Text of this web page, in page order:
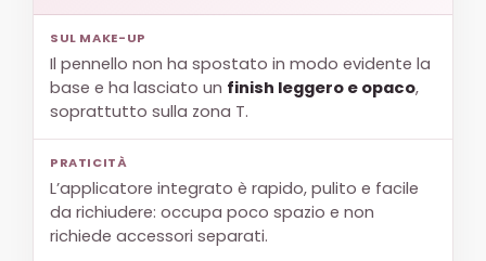
SUL MAKE-UP
Il pennello non ha spostato in modo evidente la
base e ha lasciato un finish leggero e opaco,
soprattutto sulla zona T.
PRATICITÀ
L’applicatore integrato è rapido, pulito e facile
da richiudere: occupa poco spazio e non
richiede accessori separati.